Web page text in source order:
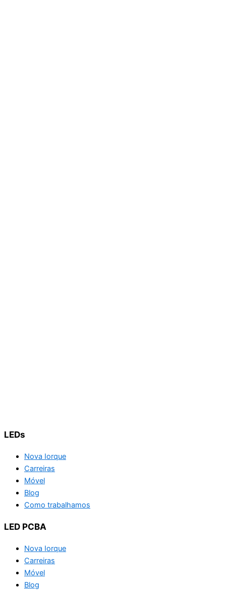
LEDs
Nova Iorque
Carreiras
Móvel
Blog
Como trabalhamos
LED PCBA
Nova Iorque
Carreiras
Móvel
Blog